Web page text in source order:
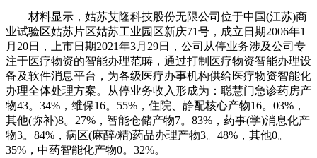
材料显示，姑苏艾隆科技股份无限公司位于中国(江苏)商
业试验区姑苏片区姑苏工业园区新庆71号，成立日期2006年1
月20日，上市日期2021年3月29日，公司从停业务涉及公司专
注于医疗物资的智能办理范畴，通过打制医疗物资智能办理设
备及软件消息平台，为各级医疗办事机构供给医疗物资智能化
办理全体处理方案。从停业务收入形成为：聪慧门急诊药房产
物43。34%，维保16。55%，住院、静配核心产物16。03%，
其他(弥补)8。27%，智能仓储产物7。83%，药事(学)消息化产
物3。84%，病区(麻醉/精)药品办理产物3。48%，其他0。
35%，中药智能化产物0。32%。